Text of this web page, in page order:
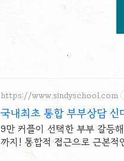
https://www.sindyschool.com
국내최초 통합 부부상담
9만 커플이 선택한 부부 갈등
까지! 통합적 접근으로 근본
문진, 온라인상담